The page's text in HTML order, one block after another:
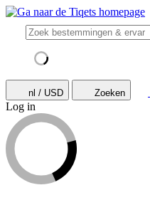
nl / USD Zoeken
Log in